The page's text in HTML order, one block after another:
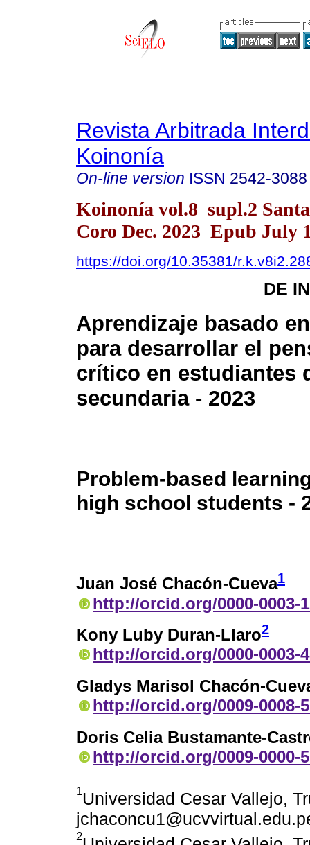
Revista Arbitrada
Koinonía
On-line version ISSN 2542-3088
Koinonía vol.8 supl.2
Coro Dec. 2023 Epub July
https://doi.org/10.35381/
DE
Aprendizaje basado
para desarrollar el
crítico en estudiantes
secundaria - 2023
Problem-based
high school students -
Juan José Chacón-Cueva1
http://orcid.org/0000-0003-
Kony Luby Duran-Llaro2
http://orcid.org/0000-0003-
Gladys Marisol Chacón-
http://orcid.org/0009-0008-
Doris Celia Bustamante-
http://orcid.org/0009-0000-
1Universidad Cesar Vallejo,
2